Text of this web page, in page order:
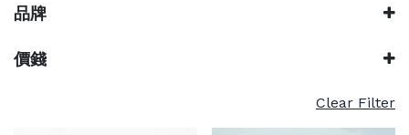
字:
品牌
價錢
Clear Filter